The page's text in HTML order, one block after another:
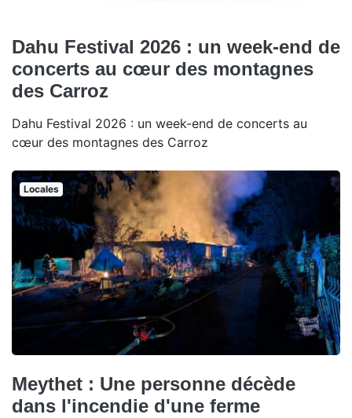
Dahu Festival 2026 : un week-end de
concerts au cœur des montagnes
des Carroz
Dahu Festival 2026 : un week-end de concerts au
cœur des montagnes des Carroz
Locales
Meythet : Une personne décède
dans l'incendie d'une ferme